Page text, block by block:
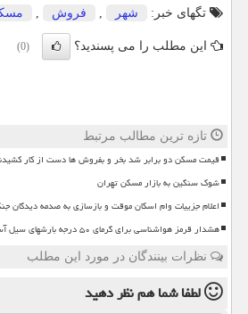
تگهای خبر:
شهر فروش
این مطلب را می پسندید؟ (0)
تازه ترین مطالب مرتبط
قیمت مسکن دو برابر شد بخر و بفروش ها دست از کار
شوک سنگین به بازار مسکن تهران
اعلام جزییات وام اسکان موقت و بازسازی به صدمه دیدگان
هشدار قرمز هواشناسی برای گرمای ۵۰ درجه بارشهای سیل آسا در ۳ استان
نظرات بینندگان در مورد این مطلب
لطفا شما همنظر دهید